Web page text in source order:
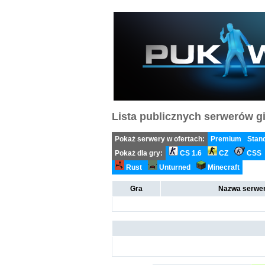
Lista publicznych serwerów
Pokaż serwery w ofertach: Premium
Pokaż dla gry:
CS 1.6 CZ
CSS
Rust
Unturned Minecraft
Gra Nazwa